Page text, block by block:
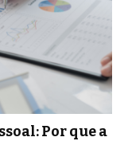
Por que a